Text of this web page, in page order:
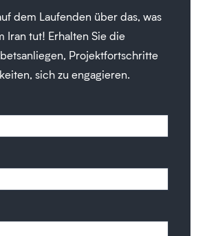
dem Laufenden über das, was
Iran tut! Erhalten Sie die
Projektfortschritte
sich zu engagieren.